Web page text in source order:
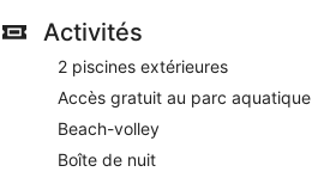
Activités
2 piscines extérieures
Accès gratuit au parc aquatique
Beach-volley
Boîte de nuit